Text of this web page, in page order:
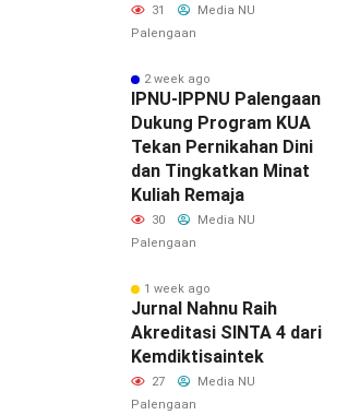
31
Media NU
Palengaan
2 week ago
IPNU-IPPNU Palengaan
Dukung Program KUA
Tekan Pernikahan Dini
dan Tingkatkan Minat
Kuliah Remaja
30
Media NU
Palengaan
1 week ago
Jurnal Nahnu Raih
Akreditasi SINTA 4 dari
Kemdiktisaintek
27
Media NU
Palengaan